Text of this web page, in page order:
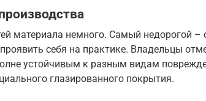
материала немного. Самый недорогой –
себя на практике. Владельцы
устойчивым к разным видам
глазированного покрытия.